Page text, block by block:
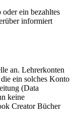
ein bezahltes
informiert
an. Lehrerkonten
ein solches Konto
(Data
keine
Creator Bücher